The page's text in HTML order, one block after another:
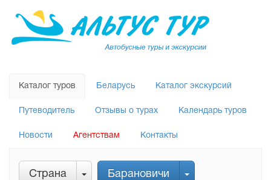
Каталог туров Беларусь Каталог экскурсий
Путеводитель Отзывы о турах Календарь туров
Новости Агентствам Контакты
Страна Барановичи